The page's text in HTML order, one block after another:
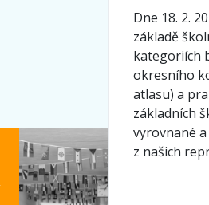
Dne 18. 2.
základě
kategoriích
okresního
atlasu) a
základních
vyrovnané
z našich